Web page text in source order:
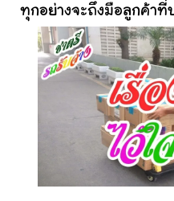
ทุกอย่างจะถึงมือลูกค้าที่